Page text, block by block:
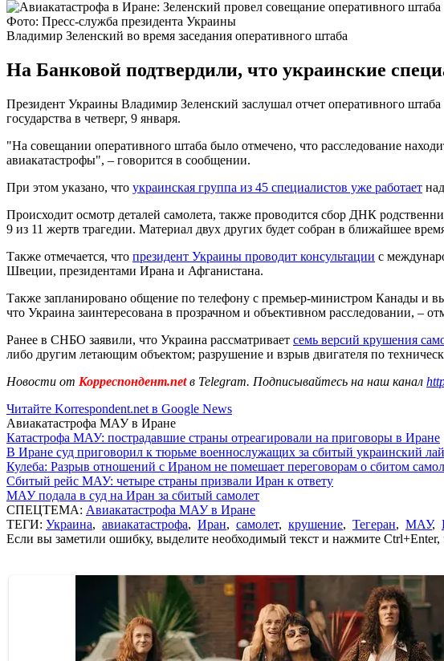
Фото: Пресс-служба президента Украины
Владимир Зеленский во время заседания оперативного штаба
На Банковой подтвердили, что украинские
Президент Украины Владимир Зеленский заслушал отчет оперативного
государства в четверг, 9 января.
"На совещании оперативного штаба было отмечено, что расследование
авиакатастрофы", – говорится в сообщении.
При этом указано, что украинская группа из 45 специалистов уже работает
Происходит осмотр деталей самолета, также проводится сбор ДНК
9 из 11 жертв трагедии. Материал двух других будет собран в ближайшее
Также отмечается, что президент Украины проводит консультации с
Швеции, президентами Ирана и Афганистана.
Также запланировано общение по телефону с премьер-министром Канады и
что Украина заинтересована в прозрачном и объективном расследовании, –
Ранее в СНБО заявили, что Украина рассматривает семь версий крушения
либо другим летающим объектом; разрушение и взрыв двигателя по
Новости от Корреспондент.netв Telegram. Подписывайтесь на наш канал
Читайте Korrespondent.net в Google News
Авиакатастрофа МАУ в Иране
Катастрофа МАУ: пострадавшие страны отреагировали на приговоры в Иране
В Иране суд приговорил к тюрьме военнослужащих за сбитый украинский
Кулеба: Разрыв отношений с Ираном не помешает переговорам о сбитом
Сбитый рейс МАУ: четыре страны призвали Иран к ответу
МАУ подала в суд на Иран за сбитый самолет
СПЕЦТЕМА: Авиакатастрофа МАУ в Иране
ТЕГИ: Украина, авиакатастрофа, Иран, самолет, крушение, Тегеран, МАУ,
Если вы заметили ошибку, выделите необходимый текст и нажмите